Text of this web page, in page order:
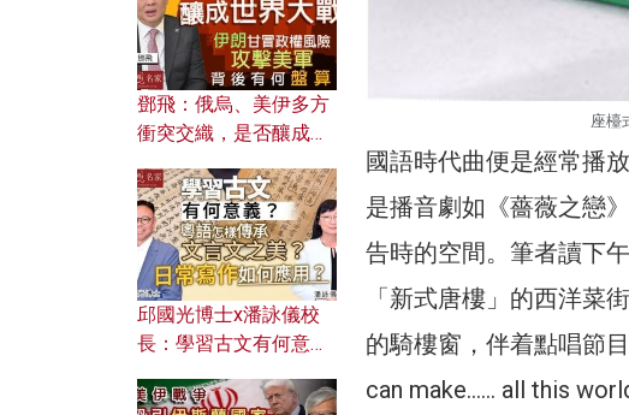
座檯
國語時代曲便是經常播
是播音劇如《薔薇之戀
告時的空間。筆者讀下
「新式唐樓」的西洋菜
的騎樓窗，伴着點唱節
can make…… all this
鄧飛：俄烏、美伊多方
衝突交織，是否釀成世
風險攻擊美軍，背後有
何盤算？
邱國光博士x潘詠儀校
長：學習古文有何意
文之美？ 日常寫作如何